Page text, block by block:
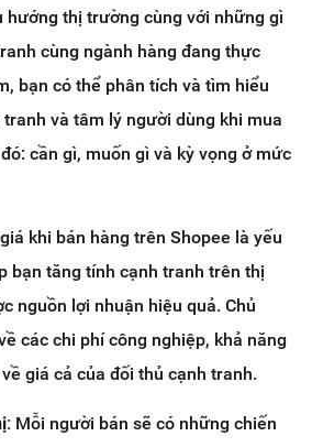
hướng thị trường cùng với những gì
cùng ngành hàng đang thực
bạn có thể phân tích và tìm hiểu
và tâm lý người dùng khi mua
cần gì, muốn gì và kỳ vọng ở mức
khi bán hàng trên Shopee là yếu
bạn tăng tính cạnh tranh trên thị
nguồn lợi nhuận hiệu quả. Chủ
các chi phí công nghiệp, khả năng
giá cả của đối thủ cạnh tranh.
Mỗi người bán sẽ có những chiến